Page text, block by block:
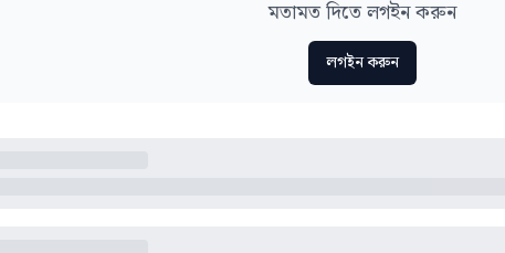
মতামত দিতে লগইন করুন
লগইন করুন